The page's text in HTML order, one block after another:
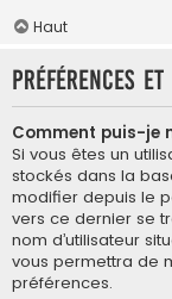
Haut
Préférences
Comment puis-je
Si vous êtes un
stockés dans la
modifier depuis le
vers ce dernier se
nom d’utilisateur
vous permettra de
préférences.